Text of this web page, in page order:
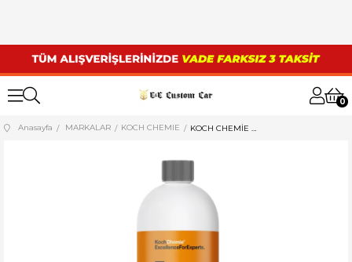
0
Anasayfa MARKALAR KOCH CHEMIE